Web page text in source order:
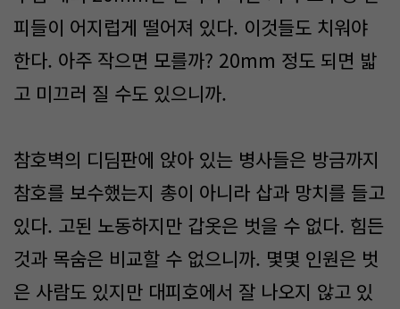
피들이 어지럽게 떨어져 있다. 이것들도 치워야
한다. 아주 작으면 모를까? 20mm 정도 되면 밟
고 미끄러 질 수도 있으니까.
참호벽의 디딤판에 앉아 있는 병사들은 방금까지
참호를 보수했는지 총이 아니라 삽과 망치를 들고
있다. 고된 노동하지만 갑옷은 벗을 수 없다. 힘든
것과 목숨은 비교할 수 없으니까. 몇몇 인원은 벗
은 사람도 있지만 대피호에서 잘 나오지 않고 있